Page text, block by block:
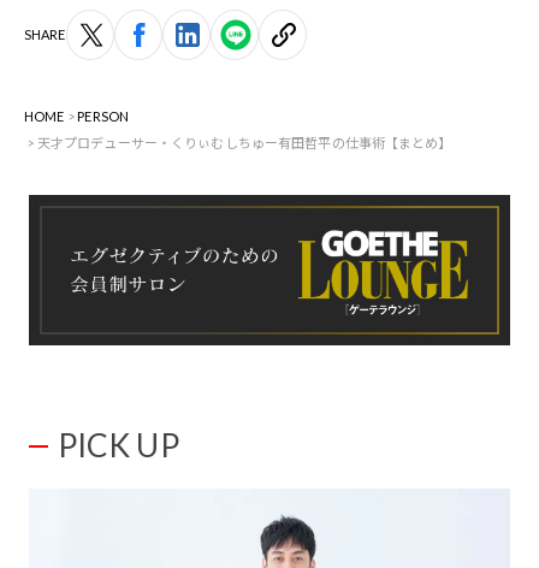
SHARE
HOME
PERSON
天才プロデューサー・くりぃむしちゅー有田哲平の仕事術【まとめ】
PICK UP